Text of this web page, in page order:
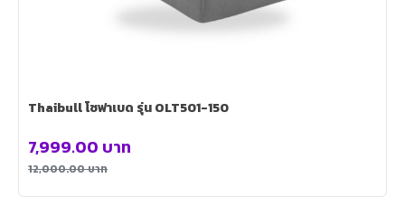
Thaibull โซฟาเบด รุ่น OLT501-150
12,000.00บาท
7,999.00 บาท